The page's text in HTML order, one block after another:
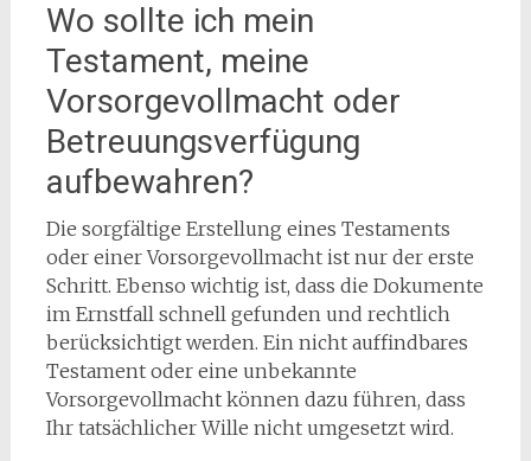
Wo sollte ich mein
Testament, meine
Vorsorgevollmacht oder
Betreuungsverfügung
aufbewahren?
Die sorgfältige Erstellung eines Testaments
oder einer Vorsorgevollmacht ist nur der erste
Schritt. Ebenso wichtig ist, dass die Dokumente
im Ernstfall schnell gefunden und rechtlich
berücksichtigt werden. Ein nicht auffindbares
Testament oder eine unbekannte
Vorsorgevollmacht können dazu führen, dass
Ihr tatsächlicher Wille nicht umgesetzt wird.